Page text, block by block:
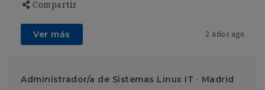
Compartir
Ver más 2 años ago
Administrador/a de Sistemas Linux IT · Madrid